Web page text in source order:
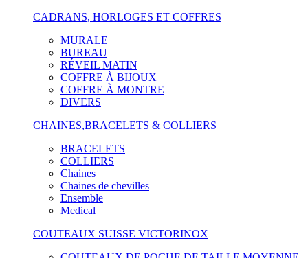
CADRANS, HORLOGES ET COFFRES
MURALE
BUREAU
RÉVEIL MATIN
COFFRE À BIJOUX
COFFRE À MONTRE
DIVERS
CHAINES,BRACELETS & COLLIERS
BRACELETS
COLLIERS
Chaines
Chaines de chevilles
Ensemble
Medical
COUTEAUX SUISSE VICTORINOX